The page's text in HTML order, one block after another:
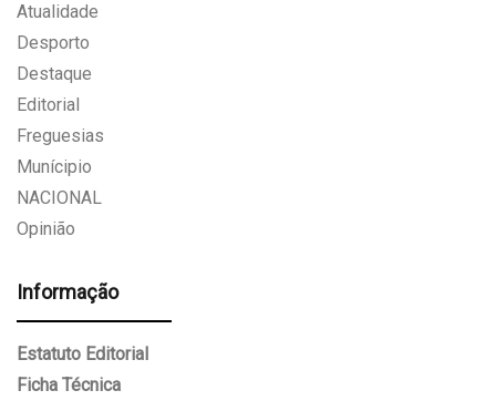
Atualidade
Desporto
Destaque
Editorial
Freguesias
Munícipio
NACIONAL
Opinião
Informação
Estatuto Editorial
Ficha Técnica